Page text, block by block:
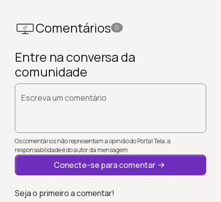
Comentários 0
Entre na conversa da
comunidade
Escreva um comentário
Os comentários não representam a opinião do Portal Tela; a
responsabilidade é do autor da mensagem.
Conecte-se para comentar
Seja o primeiro a comentar!